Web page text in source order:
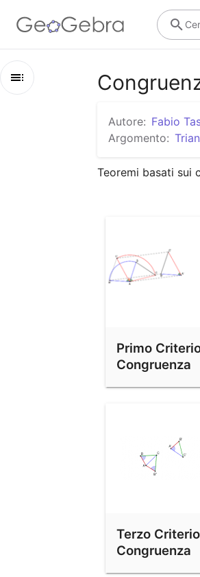
Congruenze nei Triangoli
Terzo Criterio di Congruenza
Autore: Fabio
Argomento:
Teoremi basati sui
Primo
Congruenza
Terzo
Congruenza